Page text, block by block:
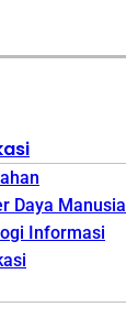
Daya Manusia
Informasi